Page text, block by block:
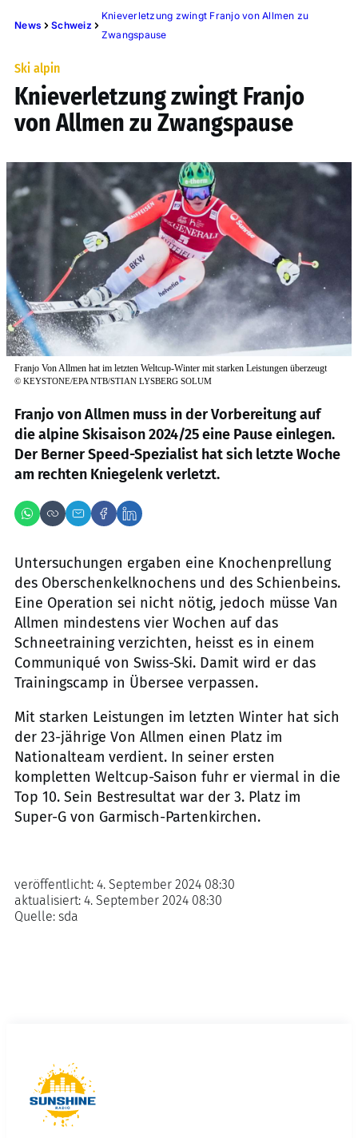
News Schweiz
Knieverletzung zwingt Franjo von Allmen zu
Zwangspause
Ski alpin
Knieverletzung zwingt Franjo
von Allmen zu Zwangspause
Franjo Von Allmen hat im letzten Weltcup-Winter mit starken Leistungen überzeugt
© KEYSTONE/EPA NTB/STIAN LYSBERG SOLUM
Franjo von Allmen muss in der Vorbereitung auf
die alpine Skisaison 2024/25 eine Pause einlegen.
Der Berner Speed-Spezialist hat sich letzte Woche
am rechten Kniegelenk verletzt.
Untersuchungen ergaben eine Knochenprellung
des Oberschenkelknochens und des Schienbeins.
Eine Operation sei nicht nötig, jedoch müsse Van
Allmen mindestens vier Wochen auf das
Schneetraining verzichten, heisst es in einem
Communiqué von Swiss-Ski. Damit wird er das
Trainingscamp in Übersee verpassen.
Mit starken Leistungen im letzten Winter hat sich
der 23-jährige Von Allmen einen Platz im
Nationalteam verdient. In seiner ersten
kompletten Weltcup-Saison fuhr er viermal in die
Top 10. Sein Bestresultat war der 3. Platz im
Super-G von Garmisch-Partenkirchen.
Quelle: sda
veröffentlicht: 4. September 2024 08:30
aktualisiert: 4. September 2024 08:30